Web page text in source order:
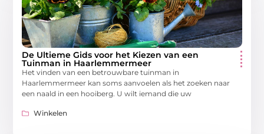
De Ultieme Gids voor het Kiezen van een
Tuinman in Haarlemmermeer
Het vinden van een betrouwbare tuinman in
Haarlemmermeer kan soms aanvoelen als het zoeken naar
een naald in een hooiberg. U wilt iemand die uw
Winkelen